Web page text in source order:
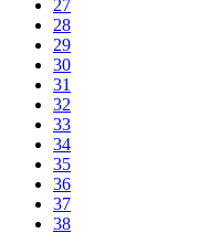
27
28
29
30
31
32
33
34
35
36
37
38